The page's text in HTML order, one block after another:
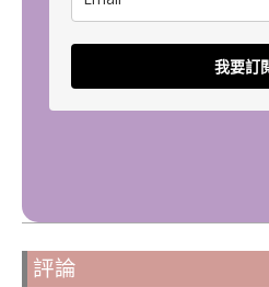
我要訂
評論